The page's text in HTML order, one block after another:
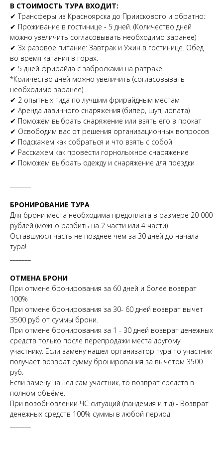
В СТОИМОСТЬ ТУРА ВХОДИТ:
✔ Трансферы из Красноярска до Приискового и обратно:
✔ Проживание в гостинице - 5 дней. (Количество дней
можно увеличить согласовывать необходимо заранее)
✔ 3х разовое питание: Завтрак и Ужин в гостинице. Обед
во время катания в горах.
✔ 5 дней фрирайда с забросками на ратраке
*Количество дней можно увеличить (согласовывать
необходимо заранее)
✔ 2 опытных гида по лучшим фрирайдным местам
✔ Аренда лавинного снаряжения (бипер, щуп, лопата)
✔ Поможем выбрать снаряжение или взять его в прокат
✔ Освободим вас от решения организационных вопросов
✔ Подскажем как собраться и что взять с собой
✔ Расскажем как провести горнолыжное снаряжение
✔ Поможем выбрать одежду и снаряжение для поездки
БРОНИРОВАНИЕ ТУРА
Для брони места необходима предоплата в размере 20 000
рублей (можно разбить на 2 части или 4 части)
Оставшуюся часть не позднее чем за 30 дней до начала
тура!
ОТМЕНА БРОНИ
При отмене бронирования за 60 дней и более возврат
100%
При отмене бронирования за 30- 60 дней возврат вычет
3500 руб от суммы брони.
При отмене бронирования за 1 - 30 дней возврат денежных
средств только после перепродажи места другому
участнику. Если замену нашел организатор тура то участник
получает возврат сумму бронирования за вычетом 3500
руб.
Если замену нашел сам участник, то возврат средств в
полном объёме.
При возобновлении ЧС ситуаций (пандемия и т.д) - Возврат
денежных средств 100% суммы в любой период